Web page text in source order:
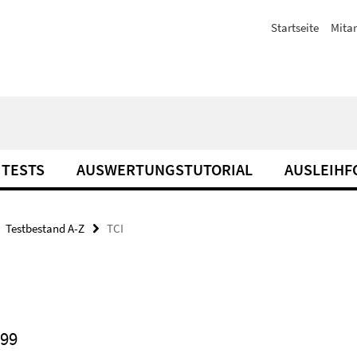
Startseite
TESTS AUSWERTUNGSTUTORIAL
Testbestand A-Z TCI